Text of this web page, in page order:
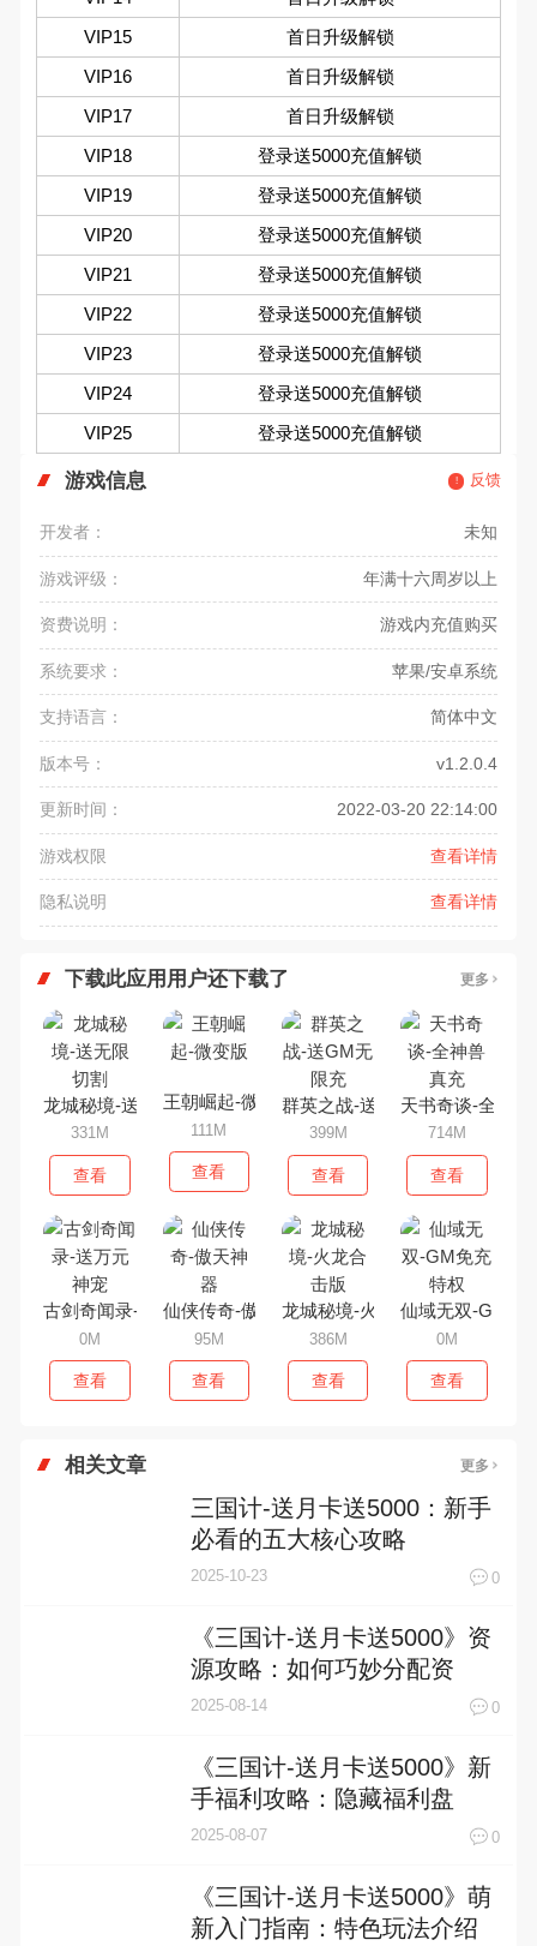
VIP15
首日升级解锁
VIP16
首日升级解锁
VIP17
首日升级解锁
VIP18
登录送5000充值解锁
VIP19
登录送5000充值解锁
VIP20
登录送5000充值解锁
VIP21
登录送5000充值解锁
VIP22
登录送5000充值解锁
VIP23
登录送5000充值解锁
VIP24
登录送5000充值解锁
VIP25
登录送5000充值解锁
游戏信息 反馈
开发者： 未知
游戏评级： 年满十六周岁以上
资费说明： 游戏内充值购买
系统要求： 苹果/安卓系统
支持语言： 简体中文
版本号： v1.2.0.4
更新时间： 2022-03-20 22:14:00
游戏权限 查看详情
隐私说明 查看详情
下载此应用用户还下载了 更多
龙城秘境-送无限切割
331M
查看
王朝崛起-微变版
111M
查看
群英之战-送GM无限充
399M
查看
天书奇谈-全神兽
714M
查看
古剑奇闻录-送万元神宠
0M
查看
仙侠传奇-傲天神器
95M
查看
龙城秘境-火龙合击版
386M
查看
仙域无双-GM免
0M
查看
相关文章 更多
三国计-送月卡送5000：新手
必看的五大核心攻略
2025-10-23 0
《三国计-送月卡送5000》资
源攻略：如何巧妙分配资
源，实现战力飞跃
2025-08-14 0
《三国计-送月卡送5000》新
手福利攻略：隐藏福利盘
点，这些神操作你绝对不能
2025-08-07 0
《三国计-送月卡送5000》萌
新入门指南：特色玩法介绍